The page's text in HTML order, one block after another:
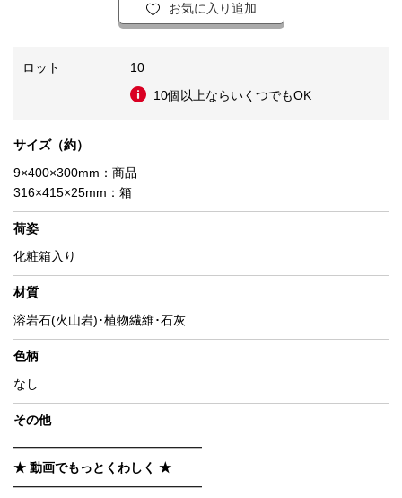
お気に入り追加
ロット
10
10個以上ならいくつでもOK
サイズ（約）
9×400×300mm：商品
316×415×25mm：箱
荷姿
化粧箱入り
材質
溶岩石(火山岩)･植物繊維･石灰
色柄
なし
その他
━━━━━━━━━━━━━━━
★ 動画でもっとくわしく ★
━━━━━━━━━━━━━━━